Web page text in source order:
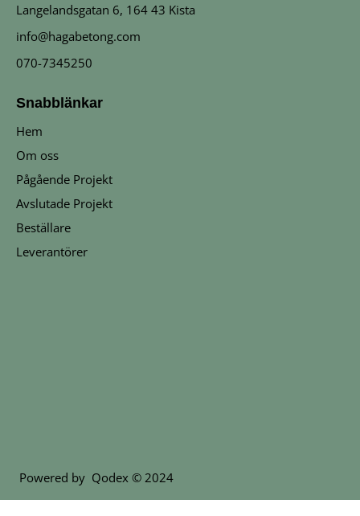
Langelandsgatan 6, 164 43 Kista
info@hagabetong.com
070-7345250
Snabblänkar
Hem
Om oss
Pågående Projekt
Avslutade Projekt
Beställare
Leverantörer
Powered by Qodex © 2024